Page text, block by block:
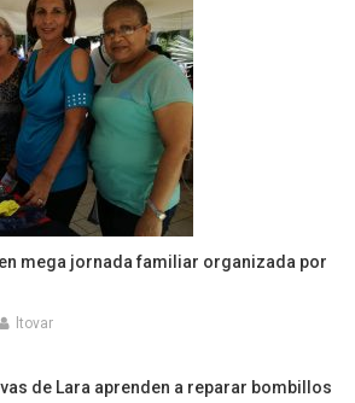
mega jornada familiar organizada por
ltovar
de Lara aprenden a reparar bombillos